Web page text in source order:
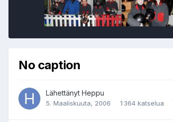
No caption
Lähettänyt Heppu
5. Maaliskuuta, 2006 1 364 katselua